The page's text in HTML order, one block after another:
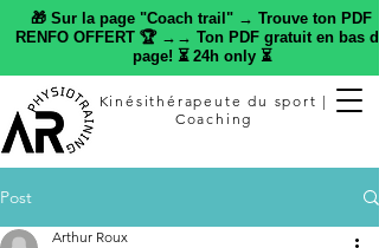
🎁 Sur la page "Coach trail" → Trouve ton PDF
RENFO OFFERT 🏆 →→ Ton PDF gratuit en bas de
page! ⏳ 24h only ⏳
Kinésithérapeute du sport |
Coaching
Post
Arthur Roux